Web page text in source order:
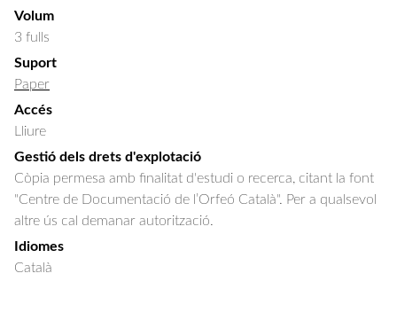
Volum
3 fulls
Suport
Paper
Accés
Lliure
Gestió dels drets d'explotació
Còpia permesa amb finalitat d'estudi o recerca, citant la font
"Centre de Documentació de l’Orfeó Català". Per a qualsevol
altre ús cal demanar autorització.
Idiomes
Català